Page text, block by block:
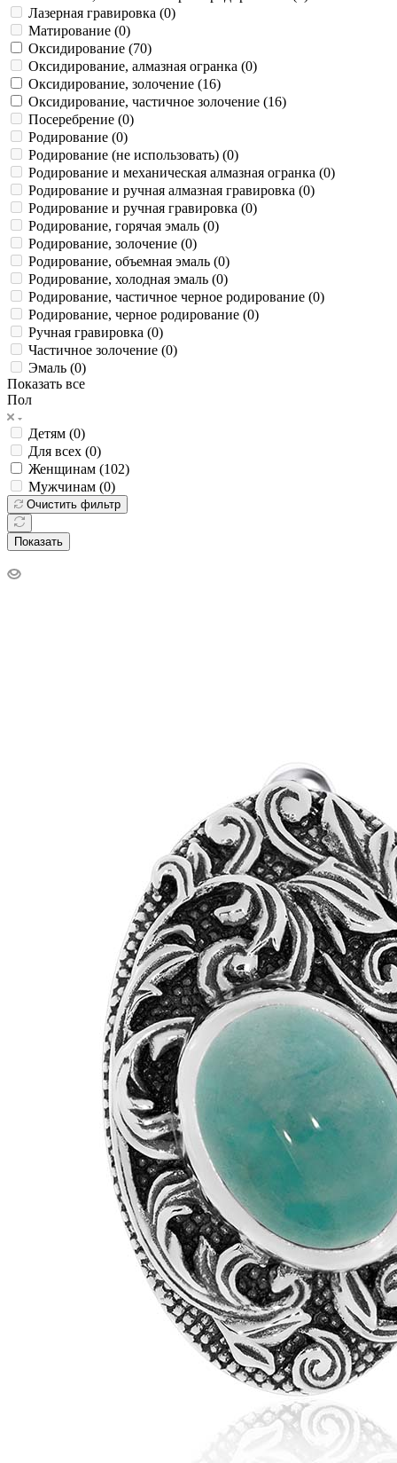
Лазерная гравировка (0)
Матирование (0)
Оксидирование (70)
Оксидирование, алмазная огранка (0)
Оксидирование, золочение (16)
Оксидирование, частичное золочение (16)
Посеребрение (0)
Родирование (0)
Родирование (не использовать) (0)
Родирование и механическая алмазная огранка (0)
Родирование и ручная алмазная гравировка (0)
Родирование и ручная гравировка (0)
Родирование, горячая эмаль (0)
Родирование, золочение (0)
Родирование, объемная эмаль (0)
Родирование, холодная эмаль (0)
Родирование, частичное черное родирование (0)
Родирование, черное родирование (0)
Ручная гравировка (0)
Частичное золочение (0)
Эмаль (0)
Показать все
Пол
Детям (0)
Для всех (0)
Женщинам (102)
Мужчинам (0)
Очистить фильтр
Показать